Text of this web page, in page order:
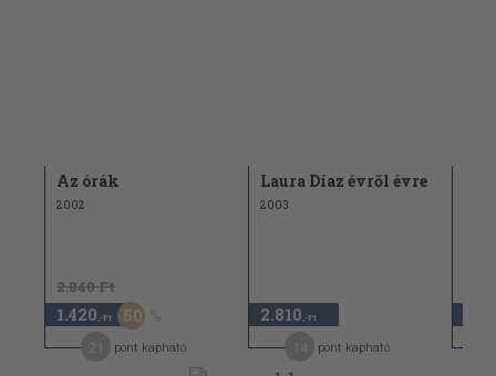
Az órák
2002
2.840 Ft
1.420 ,-Ft 50
pont kapható
Laura Díaz évről évre
2003
2.810 ,-Ft
pont kapható